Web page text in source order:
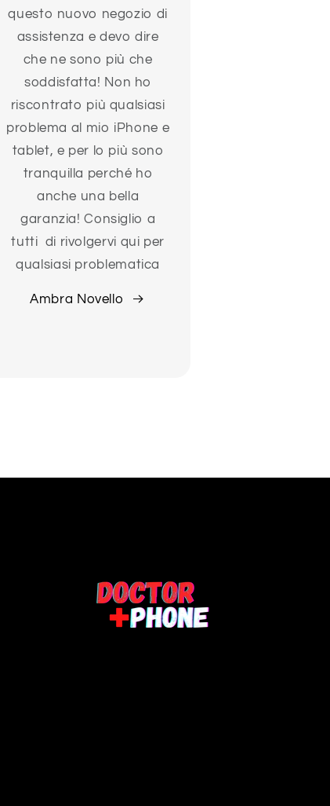
questo nuovo negozio di
assistenza e devo dire
che ne sono più che
soddisfatta! Non ho
riscontrato più qualsiasi
problema al mio iPhone e
tablet, e per lo più sono
tranquilla perché ho
anche una bella
garanzia! Consiglio a
tutti di rivolgervi qui per
qualsiasi problematica
Ambra Novello